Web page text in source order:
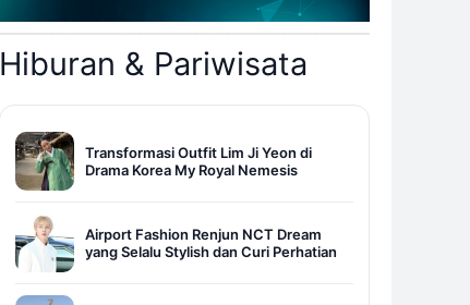
Hiburan & Pariwisata
Transformasi Outfit Lim Ji Yeon di
Drama Korea My Royal Nemesis
Airport Fashion Renjun NCT Dream
yang Selalu Stylish dan Curi Perhatian